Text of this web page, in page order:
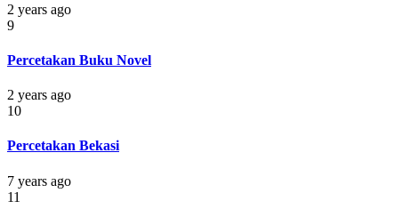
2 years ago
9
Percetakan Buku Novel
2 years ago
10
Percetakan Bekasi
7 years ago
11